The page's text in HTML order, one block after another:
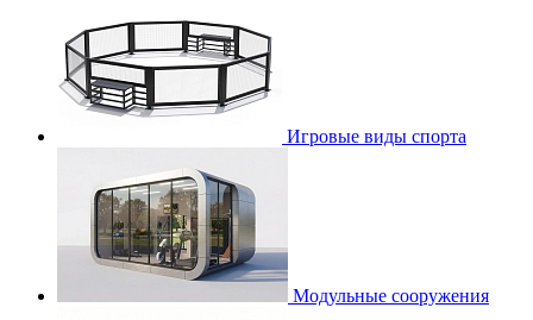
Игровые виды спорта
Модульные сооружения